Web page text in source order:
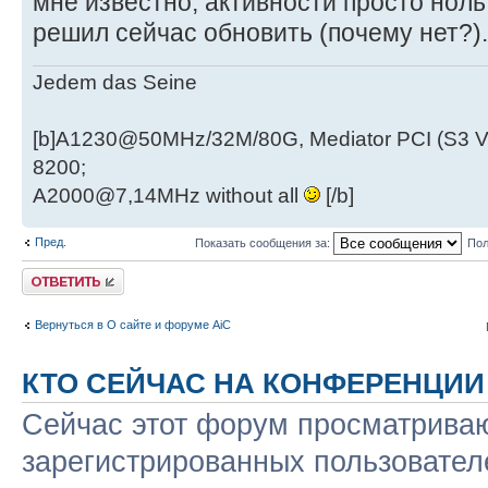
решил сейчас обновить (почему
Jedem das Seine
[b]A1230@50MHz/32M/80G, Mediator PCI (S3
8200;
A2000@7,14MHz without all
[/b]
Пред. Показать сообщения за:
Ответить
Вернуться в О сайте и форуме AiC
КТО СЕЙЧАС НА КОНФЕРЕНЦИИ
Сейчас этот форум
зарегистрированных